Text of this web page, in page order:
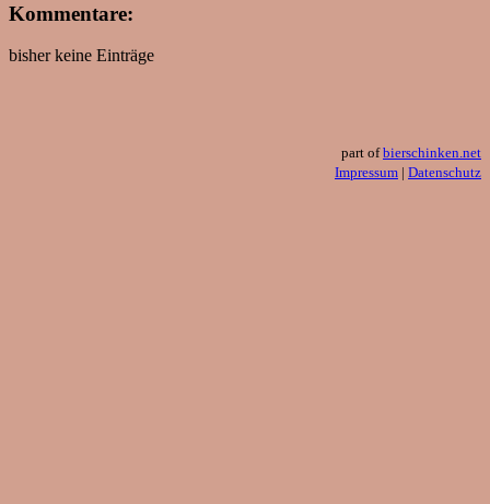
Kommentare:
bisher keine Einträge
part ofbierschinken.net
Impressum | Datenschutz